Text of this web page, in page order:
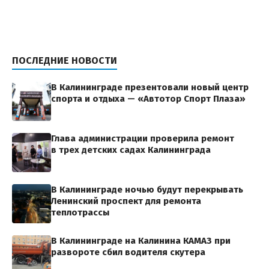
ПОСЛЕДНИЕ НОВОСТИ
В Калининграде презентовали новый центр
спорта и отдыха — «Автотор Спорт Плаза»
Глава администрации проверила ремонт
в трех детских садах Калининграда
В Калининграде ночью будут перекрывать
Ленинский проспект для ремонта
теплотрассы
В Калининграде на Калинина КАМАЗ при
развороте сбил водителя скутера